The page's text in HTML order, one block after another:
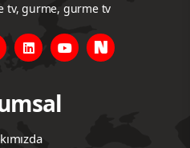
tv, gurme, gurme tv